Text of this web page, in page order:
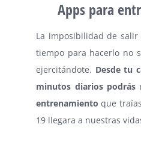
Apps para
La imposibilidad de
tiempo para hacerlo no
ejercitándote. Desde tu
minutos diarios
entrenamiento que
19 llegara a nuestras